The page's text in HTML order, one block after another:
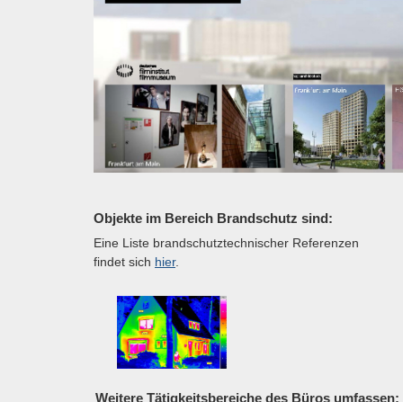
Objekte im Bereich Brandschutz sind:
Eine Liste brandschutztechnischer Referenzen
findet sich hier.
Weitere Tätigkeitsbereiche des Büros umfassen: